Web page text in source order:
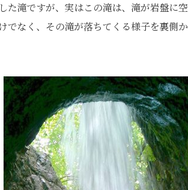
た滝ですが、実はこの滝は、滝が岩盤に
でなく、その滝が落ちてくる様子を裏側